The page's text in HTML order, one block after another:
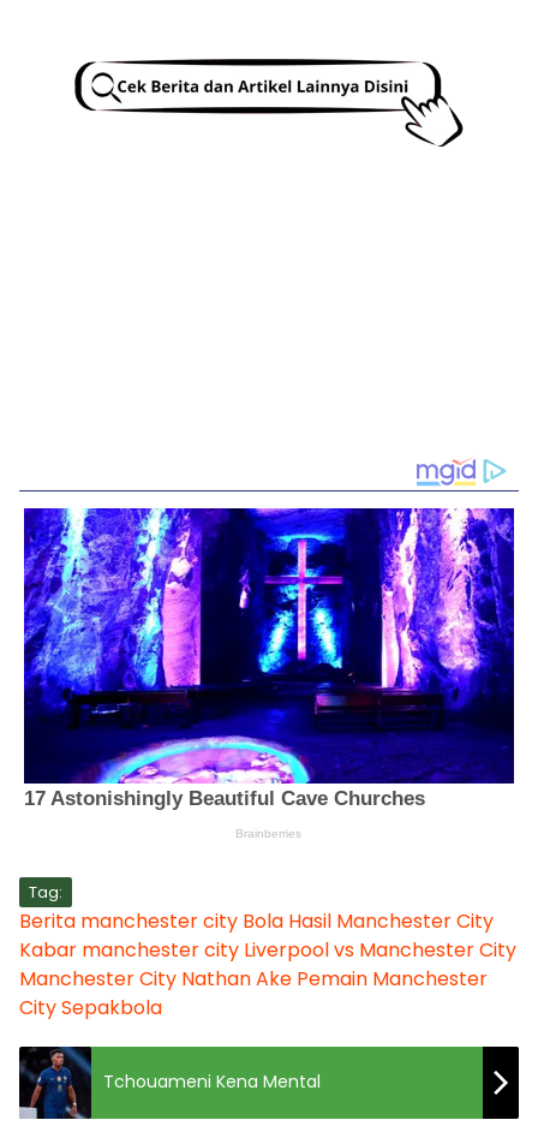
Tag:
Berita manchester city Bola Hasil Manchester City
Kabar manchester city Liverpool vs Manchester City
Manchester City Nathan Ake Pemain Manchester
CitySepakbola
Tchouameni Kena Mental